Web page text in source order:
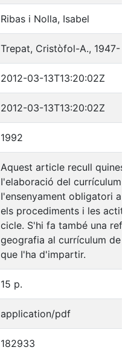
Ribas i Nolla, Isabel
Trepat, Cristòfol-A., 1947-
2012-03-13T13:20:02Z
2012-03-13T13:20:02Z
1992
Aquest article recull quines
I'elaboració del currículum
I'ensenyament obligatori a
els procediments i les
cicle. S'hi fa també una
geografia al currículum de
que I'ha d'impartir.
15 p.
application/pdf
182933